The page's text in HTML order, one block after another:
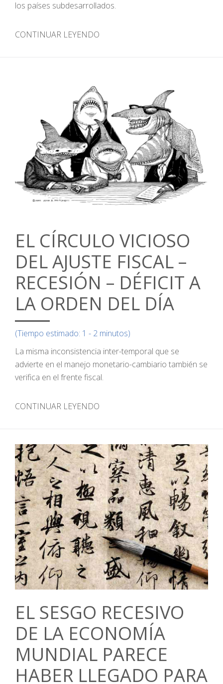
los países subdesarrollados.
CONTINUAR LEYENDO
EL CÍRCULO VICIOSO
DEL AJUSTE FISCAL –
RECESIÓN – DÉFICIT A
LA ORDEN DEL DÍA
(Tiempo estimado: 1 - 2 minutos)
La misma inconsistencia inter-temporal que se
advierte en el manejo monetario-cambiario también se
verifica en el frente fiscal.
CONTINUAR LEYENDO
EL SESGO RECESIVO
DE LA ECONOMÍA
MUNDIAL PARECE
HABER LLEGADO PARA